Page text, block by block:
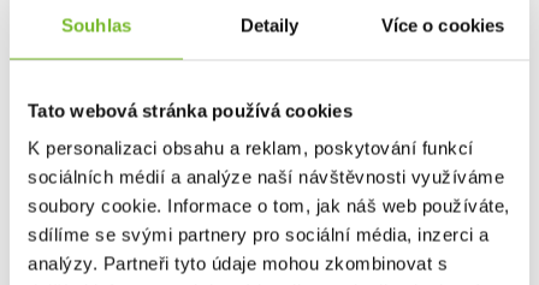
Souhlas Detaily Více o cookies
Tato webová stránka používá cookies
K personalizaci obsahu a reklam, poskytování funkcí
sociálních médií a analýze naší návštěvnosti využíváme
soubory cookie. Informace o tom, jak náš web používáte,
sdílíme se svými partnery pro sociální média, inzerci a
analýzy. Partneři tyto údaje mohou zkombinovat s
poskytly maximální komfort a spolehlivost.
po vysoce kvalitním a odolném oblečení pro sportovní
rybáře. Grundéns nyní nabízí špičkové vybavení pro
muškaření a přívlač, které splňuje náročné požadavky
rybářů hledajících precizní a spolehlivé produkty.Produkty
pro muškaření a přívlač zahrnují vše od technických
bund a až po broďáky, které vám umožní soustředit se
na rybaření bez ohledu na počasí.Kromě
specializovaného rybářského oblečení zahrnuje nabídka